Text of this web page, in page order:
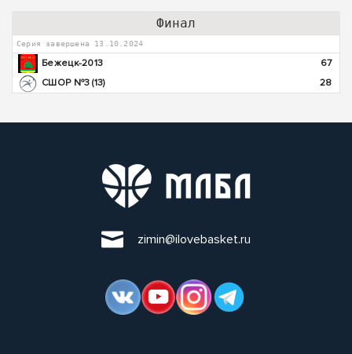
Финал
Серия завершена 13.10.2024
Бежецк-2013
67
СШОР №3 (13)
28
zimin@ilovebasket.ru